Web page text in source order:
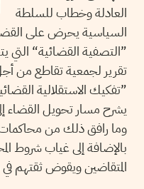
العادلة وخطاب للسلطة
السياسية يحرض على
”التصفية القضائية“
تقرير لجمعية تقاطع من
”تفكيك الاستقلالية
يشرح مسار تحويل القضاء
وما رافق ذلك من
بالإضافة إلى غياب شروط
المتقاضين ويقوض ثقتهم